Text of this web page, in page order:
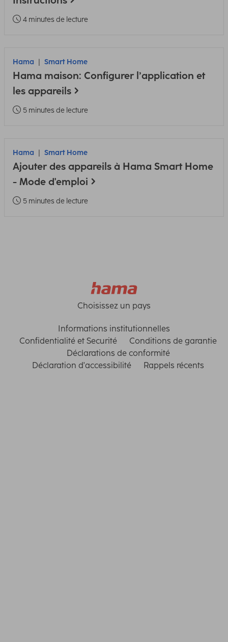
4 minutes de lecture
Hama Smart Home
Hama maison: Configurer l’application et
les appareils
5 minutes de lecture
Hama Smart Home
Ajouter des appareils à Hama Smart Home
- Mode d'emploi
5 minutes de lecture
Choisissez un pays
Informations institutionnelles
Confidentialité et Securité
Conditions de garantie
Déclarations de conformité
Déclaration d'accessibilité
Rappels récents